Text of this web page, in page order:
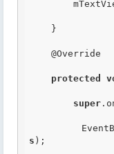
@Override
protected
super
s );